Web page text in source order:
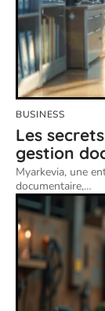
BUSINESS
Les
gestion
Myarkevia, une
documentaire,…